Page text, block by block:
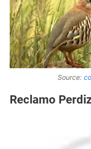
Source:
Reclamo